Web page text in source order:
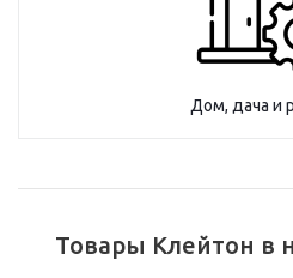
Дом, дача и
Товары Клейтон в